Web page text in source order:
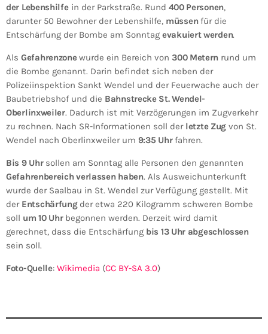
der Lebenshilfein der Parkstraße. Rund 400 Personen,
darunter 50 Bewohner der Lebenshilfe, müssenfür die
Entschärfung der Bombe am Sonntag evakuiert werden.
Als Gefahrenzonewurde ein Bereich von300 Metern rund um
die Bombe genannt. Darin befindet sich neben der
Polizeiinspektion Sankt Wendel und der Feuerwache auch der
Baubetriebshof und die Bahnstrecke St. Wendel-
Oberlinxweiler. Dadurch ist mit Verzögerungen im Zugverkehr
zu rechnen. Nach SR-Informationen soll der letzte Zug von St.
Wendel nach Oberlinxweiler um 9:35 Uhrfahren.
Bis 9 Uhrsollen am Sonntag alle Personen den genannten
Gefahrenbereich verlassen haben. Als Ausweichunterkunft
wurde der Saalbau in St. Wendel zur Verfügung gestellt. Mit
der Entschärfung der etwa 220 Kilogramm schweren Bombe
soll um 10 Uhr begonnen werden. Derzeit wird damit
gerechnet, dass die Entschärfung bis 13 Uhr abgeschlossen
sein soll.
Foto-Quelle: Wikimedia (CC BY-SA 3.0)